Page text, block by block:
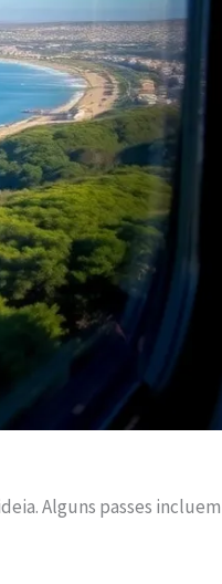
Alguns passes